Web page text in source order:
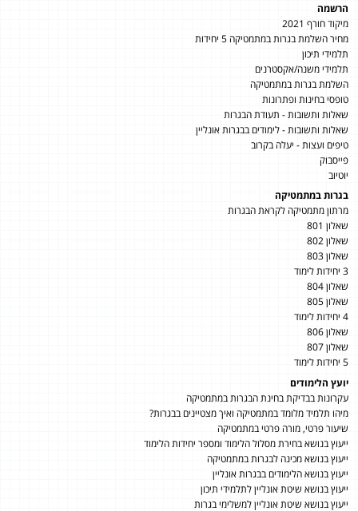
הרשמה
מיקוד חורף 2021
מחיר השלמת בגרות במתמטיקה 5 יחידות
תלמידי תיכון
תלמידי משנה/אקסטרנים
השלמת בגרות במתמטיקה
טופסי בחינות ופתרונות
שאלות ותשובות - תעודת הבגרות
שאלות ותשובות - לימודים בבגרות אונליין
טיפים ועצות - יעלה בקרוב
פייסבוק
יוטיוב
בגרות במתמטיקה
מרתון מתמטיקה לקראת הבגרות
שאלון 801
שאלון 802
שאלון 803
3 יחידות לימוד
שאלון 804
שאלון 805
4 יחידות לימוד
שאלון 806
שאלון 807
5 יחידות לימוד
יועץ הלימודים
עקרונות בבדיקת בחינת הבגרות במתמטיקה
מיהו תלמיד מלומד במתמטיקה ואיך מצטיינים בבגרות?
שיעור פרטי, מורה פרטי במתמטיקה
ייעוץ בנושא בחירת מסלול הלימוד ומספר יחידות הלימוד
ייעוץ בנושא מכינה לבגרות במתמטיקה
ייעוץ בנושא הלימודים בבגרות אונליין
ייעוץ בנושא שיטת אונליין לתלמידי תיכון
ייעוץ בנושא שיטת אונליין למשלימי בגרות